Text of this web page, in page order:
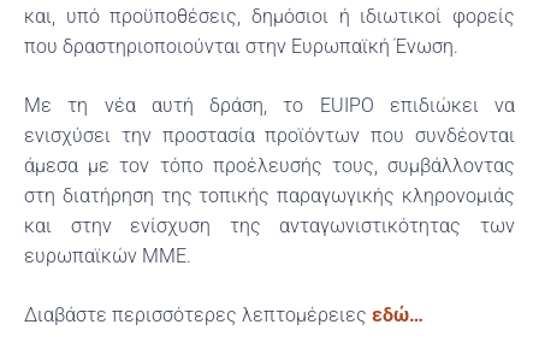
και, υπό προϋποθέσεις, δημόσιοι ή ιδιωτικοί φορείς
που δραστηριοποιούνται στην Ευρωπαϊκή Ένωση.
Με τη νέα αυτή δράση, το EUIPO επιδιώκει να
ενισχύσει την προστασία προϊόντων που συνδέονται
άμεσα με τον τόπο προέλευσής τους, συμβάλλοντας
στη διατήρηση της τοπικής παραγωγικής κληρονομιάς
και στην ενίσχυση της ανταγωνιστικότητας των
ευρωπαϊκών ΜΜΕ.
Διαβάστε περισσότερες λεπτομέρειες εδώ…